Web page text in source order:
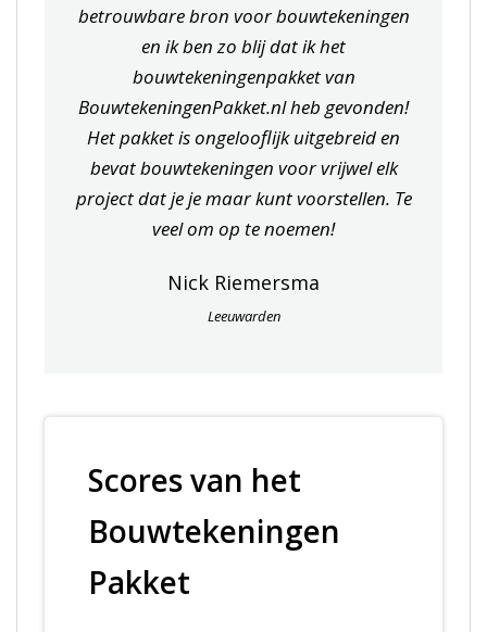
betrouwbare bron voor bouwtekeningen
en ik ben zo blij dat ik het
bouwtekeningenpakket van
BouwtekeningenPakket.nl heb gevonden!
Het pakket is ongelooflijk uitgebreid en
bevat bouwtekeningen voor vrijwel elk
project dat je je maar kunt voorstellen. Te
veel om op te noemen!
Nick Riemersma
Leeuwarden
Scores van het
Bouwtekeningen
Pakket